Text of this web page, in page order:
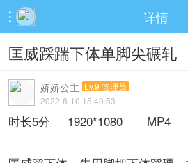
 详情
匡威踩踹下体单脚尖碾轧
娇娇公主 Lv.9 管理员
2022-6-10 15:40:53
时长5分 1920*1080 MP4